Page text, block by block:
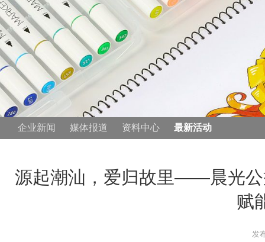
企业新闻 媒体报道 资料中心 最新活动
源起潮汕，爱归故里——晨光公
赋
发